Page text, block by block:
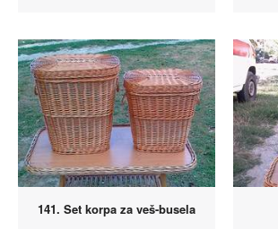
141. Set korpa za veš-busela